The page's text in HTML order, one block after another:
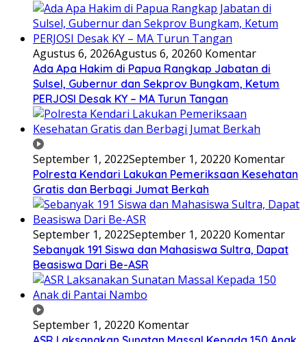
Agustus 6, 2026Agustus 6, 20260 Komentar
Ada Apa Hakim di Papua Rangkap Jabatan di
Sulsel, Gubernur dan Sekprov Bungkam, Ketum
PERJOSI Desak KY – MA Turun Tangan
September 1, 2022September 1, 20220 Komentar
Polresta Kendari Lakukan Pemeriksaan Kesehatan
Gratis dan Berbagi Jumat Berkah
September 1, 2022September 1, 20220 Komentar
Sebanyak 191 Siswa dan Mahasiswa Sultra, Dapat
Beasiswa Dari Be-ASR
September 1, 20220 Komentar